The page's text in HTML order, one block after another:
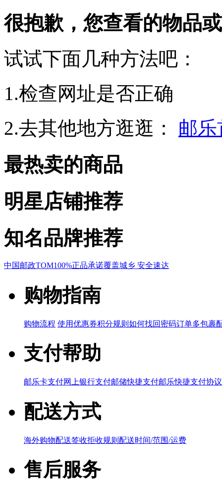
很抱歉，您查看的物品
试试下面几种方法吧：
1.检查网址是否正确
2.去其他地方逛逛：
邮
最热卖的商品
明星店铺推荐
知名品牌推荐
中国邮政TOM100%正品承诺覆盖城乡 安全速达
购物指南
购物流程 使用优惠券积分规则 如何找回密码订单多包裹
支付帮助
邮乐卡支付网上银行支付邮储快捷支付邮乐快捷支付协议
配送方式
海外购物配送签收拒收规则 配送时间/范围/运费
售后服务